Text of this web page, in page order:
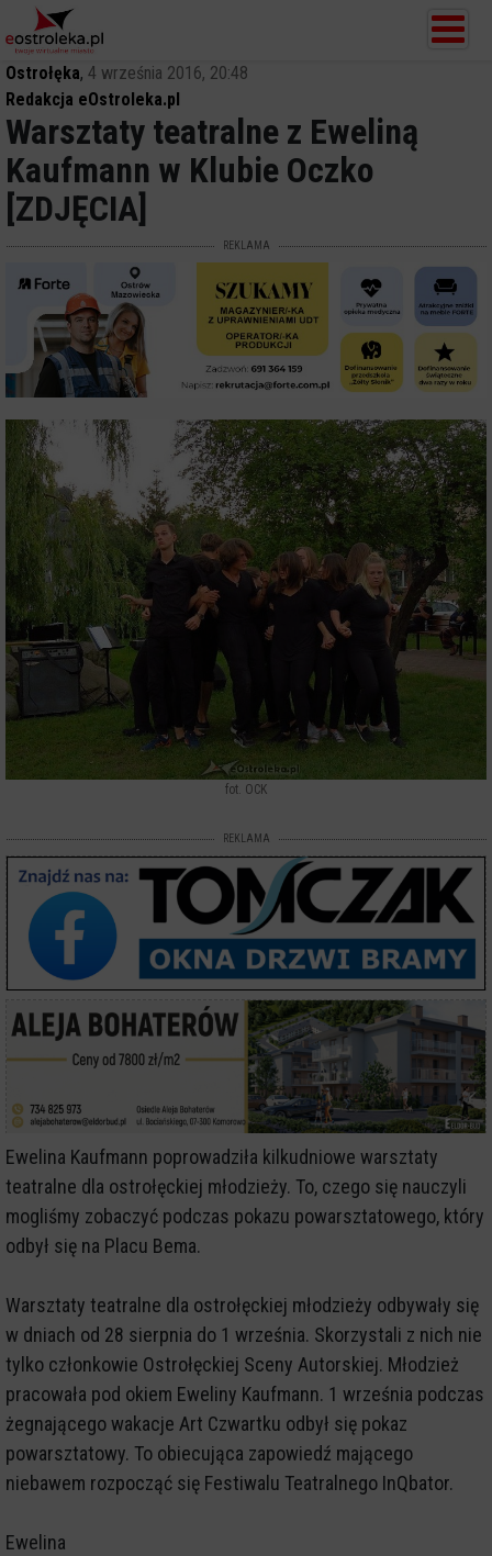
Ostrołęka, 4 września 2016, 20:48
Redakcja eOstroleka.pl
Warsztaty teatralne z Eweliną
Kaufmann w Klubie Oczko
[ZDJĘCIA]
REKLAMA
fot. OCK
REKLAMA
Ewelina Kaufmann poprowadziła kilkudniowe warsztaty
teatralne dla ostrołęckiej młodzieży. To, czego się nauczyli
mogliśmy zobaczyć podczas pokazu powarsztatowego, który
odbył się na Placu Bema.
Warsztaty teatralne dla ostrołęckiej młodzieży odbywały się
w dniach od 28 sierpnia do 1 września. Skorzystali z nich nie
tylko członkowie Ostrołęckiej Sceny Autorskiej. Młodzież
pracowała pod okiem Eweliny Kaufmann. 1 września podczas
żegnającego wakacje Art Czwartku odbył się pokaz
powarsztatowy. To obiecująca zapowiedź mającego
niebawem rozpocząć się Festiwalu Teatralnego InQbator.
Ewelina